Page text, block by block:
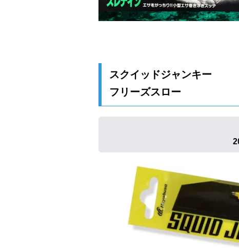
スクイッドジャンキー
フリーズスロー